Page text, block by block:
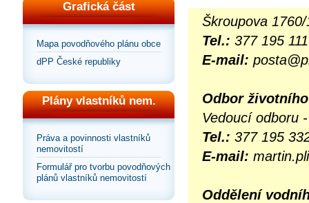
Grafická část
Mapa povodňového plánu obce
dPP České republiky
Plány vlastníků nem.
Práva a povinnosti vlastníků
nemovitostí
Formulář pro tvorbu povodňových
plánů vlastníků nemovitostí
Škroupova
Tel.: 377 195 111
E-mail:
Odbor
Vedoucí odboru
Tel.: 377 195
E-mail:
Oddělení